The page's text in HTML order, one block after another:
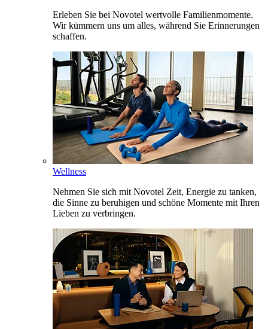
Erleben Sie bei Novotel wertvolle Familienmomente.
Wir kümmern uns um alles, während Sie Erinnerungen
schaffen.
Wellness
Nehmen Sie sich mit Novotel Zeit, Energie zu tanken,
die Sinne zu beruhigen und schöne Momente mit Ihren
Lieben zu verbringen.